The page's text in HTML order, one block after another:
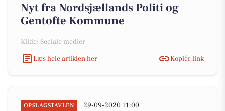
Nyt fra Nordsjællands Politi og
Gentofte Kommune
Kilde: Sociale medier
Læs hele artiklen her
Kopiér link
OPSLAGSTAVLEN 29-09-2020 11:00